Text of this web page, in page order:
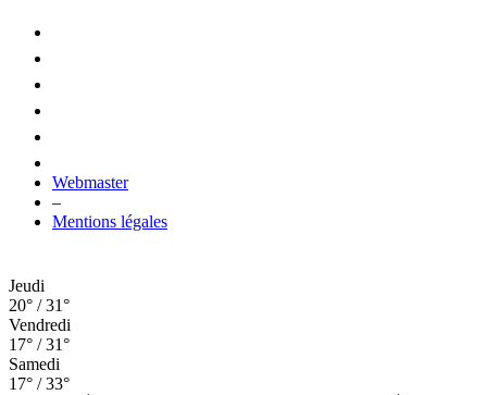
Webmaster
–
Mentions légales
Jeudi
20° / 31°
Vendredi
17° / 31°
Samedi
17° / 33°